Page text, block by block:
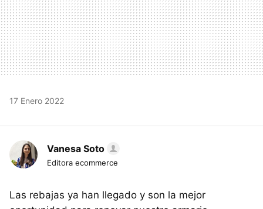
17 Enero 2022
Vanesa Soto
Editora ecommerce
Las rebajas ya han llegado y son la mejor